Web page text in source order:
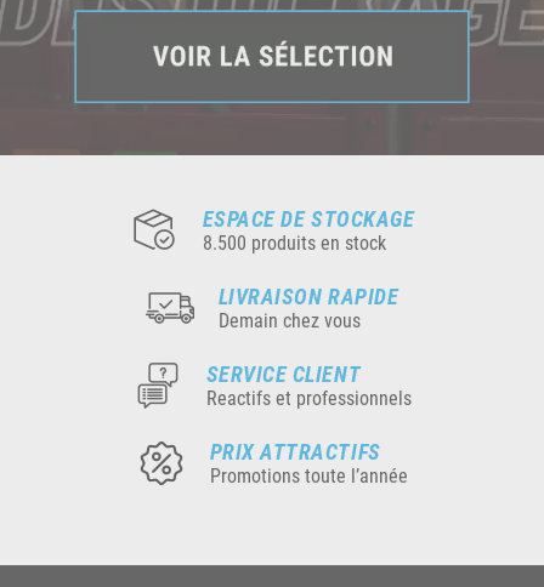
ESPACE DE STOCKAGE
8.500 produits en stock
LIVRAISON RAPIDE
Demain chez vous
SERVICE CLIENT
Reactifs et professionnels
PRIX ATTRACTIFS
Promotions toute l’année